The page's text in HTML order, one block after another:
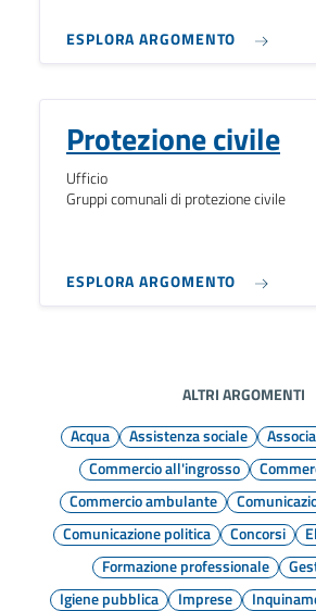
ESPLORA ARGOMENTO
Protezione civile
Ufficio
Gruppi comunali di protezione civile
ESPLORA ARGOMENTO
ALTRI ARGOMENTI
Acqua
Assistenza sociale
Commercio all'ingrosso
Commercio ambulante
Comunicazione politica
Concorsi
Formazione professionale
Igiene pubblica
Imprese